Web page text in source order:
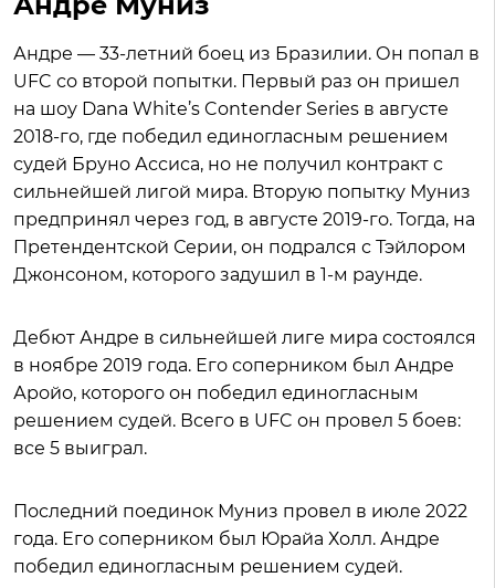
Андре — 33-летний боец из Бразилии. Он попал в
UFC со второй попытки. Первый раз он пришел
на шоу Dana White’s Contender Series в августе
2018-го, где победил единогласным решением
судей Бруно Ассиса, но не получил контракт с
сильнейшей лигой мира. Вторую попытку Муниз
предпринял через год, в августе 2019-го. Тогда, на
Претендентской Серии, он подрался с Тэйлором
Джонсоном, которого задушил в 1-м раунде.
Дебют Андре в сильнейшей лиге мира состоялся
в ноябре 2019 года. Его соперником был Андре
Аройо, которого он победил единогласным
решением судей. Всего в UFC он провел 5 боев:
все 5 выиграл.
Последний поединок Муниз провел в июле 2022
года. Его соперником был Юрайа Холл. Андре
победил единогласным решением судей.